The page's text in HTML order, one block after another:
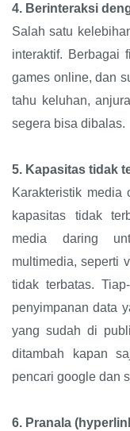
4. Berinteraksi
Salah satu
interaktif. Berbagai
games online, dan
tahu keluhan,
segera bisa dibalas.
5. Kapasitas tidak
Karakteristik
kapasitas tidak
media daring
multimedia, seperti
tidak terbatas.
penyimpanan data
yang sudah di
ditambah kapan
pencari google dan
6. Pranala